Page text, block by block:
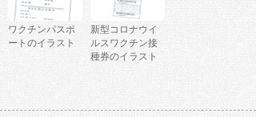
ワクチンパスポ
ートのイラスト
新型コロナウイ
ルスワクチン接
種券のイラスト